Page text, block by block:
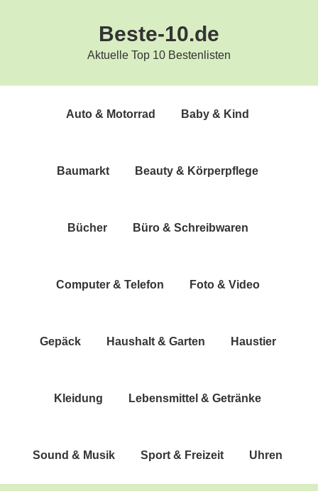
Beste-10.de
Aktuelle Top 10 Bestenlisten
Auto & Motorrad Baby & Kind
Bau­markt Beau­ty & Körperpflege
Bücher Büro & Schreibwaren
Com­pu­ter & Telefon Foto & Video
Gepäck Haus­halt & Garten Haus­tier
Klei­dung Lebens­mit­tel & Getränke
Sound & Musik Sport & Freizeit Uhren